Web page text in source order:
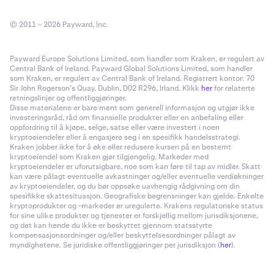
© 2011 – 2026 Payward, Inc.
Payward Europe Solutions Limited, som handler som Kraken, er regulert av
Central Bank of Ireland. Payward Global Solutions Limited, som handler
som Kraken, er regulert av Central Bank of Ireland. Registrert kontor: 70
Sir John Rogerson’s Quay, Dublin, D02 R296, Irland. Klikk herfor relaterte
retningslinjer og offentliggjøringer.
Disse materialene er bare ment som generell informasjon og utgjør ikke
investeringsråd, råd om finansielle produkter eller en anbefaling eller
oppfordring til å kjøpe, selge, satse eller være investert i noen
kryptoeiendeler eller å engasjere seg i en spesifikk handelsstrategi.
Kraken jobber ikke for å øke eller redusere kursen på en bestemt
kryptoeiendel som Kraken gjør tilgjengelig. Markeder med
kryptoeiendeler er uforutsigbare, noe som kan føre til tap av midler. Skatt
kan være pålagt eventuelle avkastninger og/eller eventuelle verdiøkninger
av kryptoeiendeler, og du bør oppsøke uavhengig rådgivning om din
spesifikke skattesituasjon. Geografiske begrensninger kan gjelde. Enkelte
kryptoprodukter og -markeder er uregulerte. Krakens regulatoriske status
for sine ulike produkter og tjenester er forskjellig mellom jurisdiksjonene,
og det kan hende du ikke er beskyttet gjennom statsstyrte
kompensasjonsordninger og/eller beskyttelsesordninger pålagt av
myndighetene. Se juridiske offentliggjøringer per jurisdiksjon (her).